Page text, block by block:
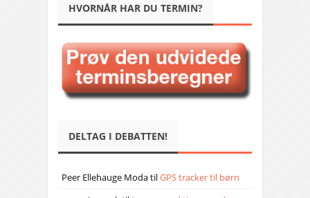
HVORNÅR HAR DU TERMIN?
DELTAG I DEBATTEN!
Peer Ellehauge ModatilGPS tracker til børn